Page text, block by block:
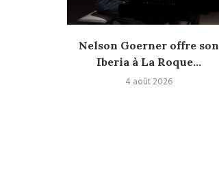
Nelson Goerner offre son
Iberia à La Roque...
4 août 2026